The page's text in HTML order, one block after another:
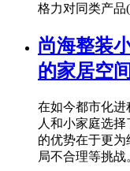
格力对同类产品
尚海整装
的家居空
在如今都市化进
人和小家庭选
的优势在于更
局不合理等挑战